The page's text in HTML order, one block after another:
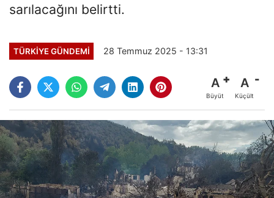
sarılacağını belirtti.
TÜRKİYE GÜNDEMİ 28 Temmuz 2025 - 13:31
A
Büyüt
A
Küçült